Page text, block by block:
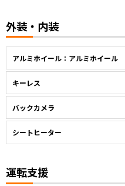
外装・内装
アルミホイール：アルミホイール
キーレス
バックカメラ
シートヒーター
運転支援